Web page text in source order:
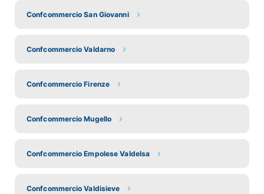
Confcommercio San Giovanni
Confcommercio Valdarno
Confcommercio Firenze
Confcommercio Mugello
Confcommercio Empolese Valdelsa
Confcommercio Valdisieve